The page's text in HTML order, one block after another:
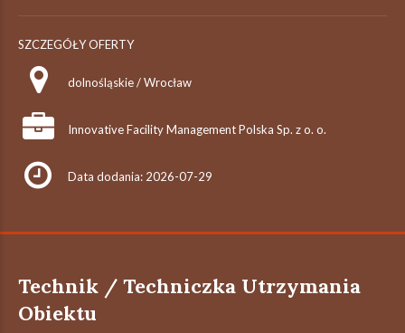
SZCZEGÓŁY OFERTY
dolnośląskie / Wrocław
Innovative Facility Management Polska Sp. z o. o.
Data dodania: 2026-07-29
Technik / Techniczka Utrzymania
Obiektu